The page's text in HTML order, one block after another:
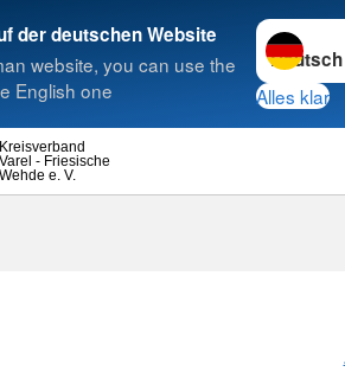
der deutschen Website
website, you can use the
English one
Sprache
Alles klar
Wehde e. V.
Varel - Friesische
Kreisverband
Suche